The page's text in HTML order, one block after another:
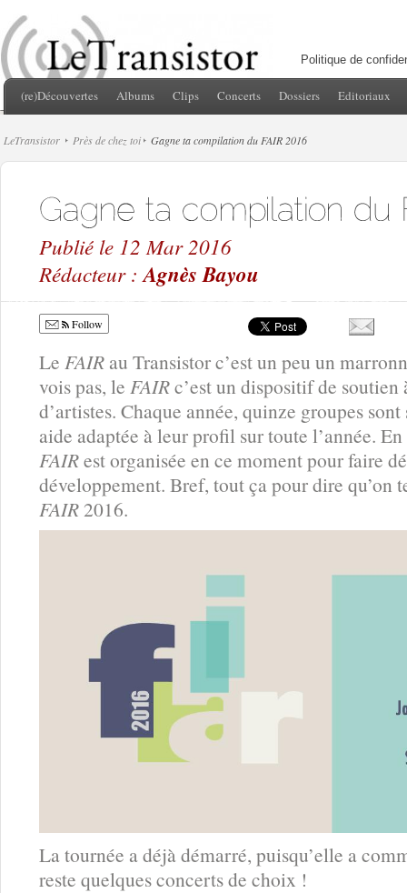
Politique de
(re)Découvertes Albums Clips Concerts Dossiers Editoriaux
LeTransistor Près de chez toi Gagne ta compilation du FAIR 2016
Publié le 12 Mar 2016
Rédacteur :Agnès Bayou
Follow
Le FAIR au Transistor c’est un peu un
vois pas, le FAIRc’est un dispositif de
d’artistes. Chaque année, quinze groupes
aide adaptée à leur profil sur toute l’année.
FAIRest organisée en ce moment pour faire
développement. Bref, tout ça pour dire qu’on
FAIR 2016.
La tournée a déjà démarré, puisqu’elle a
reste quelques concerts de choix !